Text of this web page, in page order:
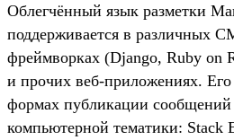
Облегчённый язык разметки
поддерживается в различных
фреймворках (Django, Ruby on
и прочих веб-приложениях.
формах публикации сообщений
компьютерной тематики: Stack